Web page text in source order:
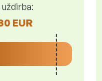
EUR